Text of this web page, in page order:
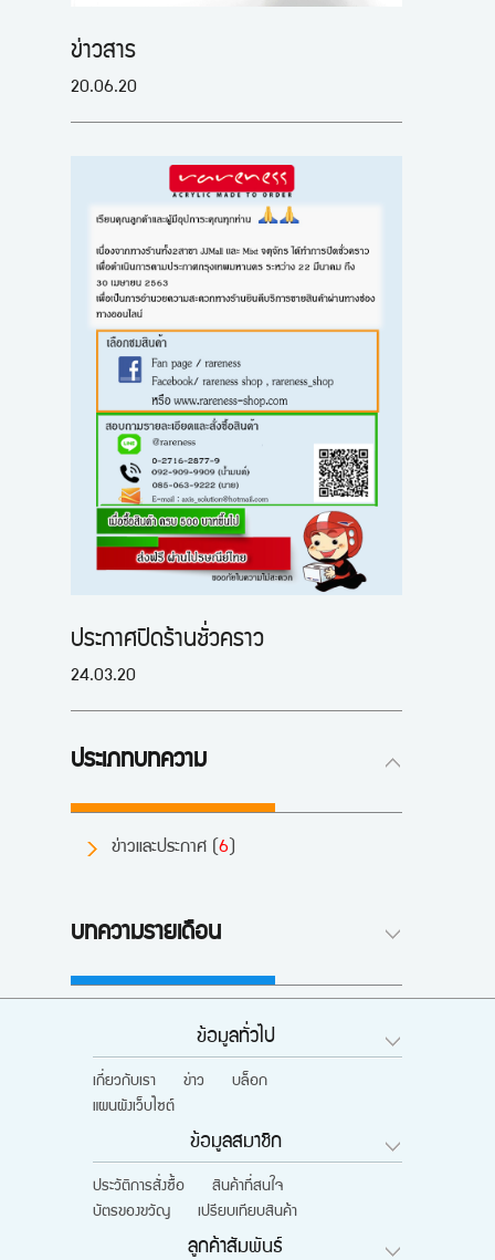
ข่าวสาร
20.06.20
ประกาศปิดร้านชั่วคราว
24.03.20
ประเภทบทความ
ข่าวและประกาศ ( 6)
บทความรายเดือน
ข้อมูลทั่วไป
เกี่ยวกับเรา ข่าว
บล็อก
แผนผังเว็บไซต์
ข้อมูลสมาชิก
ประวัติการสั่งซื้อ
สินค้าที่สนใจ
บัตรของขวัญ
เปรียบเทียบสินค้า
ลูกค้าสัมพันธ์